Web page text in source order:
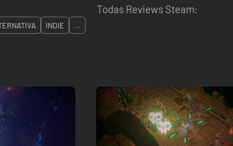
Todas Reviews Steam:
INDIE ...